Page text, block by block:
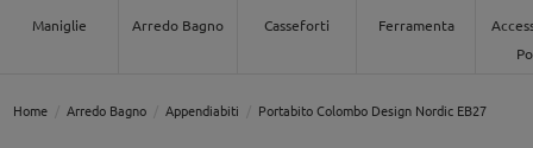
Maniglie Arredo Bagno Casseforti Ferramenta
Home Arredo Bagno Appendiabiti Portabito Colombo Design Nordic EB27